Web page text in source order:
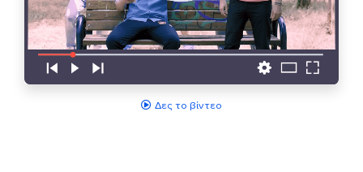
Δες το βίντεο